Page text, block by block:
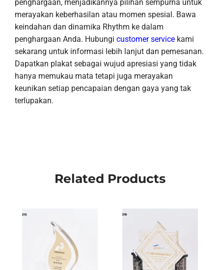
penghargaan, menjadikannya pilihan sempurna untuk
merayakan keberhasilan atau momen spesial. Bawa
keindahan dan dinamika Rhythm ke dalam
penghargaan Anda. Hubungi customer service kami
sekarang untuk informasi lebih lanjut dan pemesanan.
Dapatkan plakat sebagai wujud apresiasi yang tidak
hanya memukau mata tetapi juga merayakan
keunikan setiap pencapaian dengan gaya yang tak
terlupakan.
Related Products